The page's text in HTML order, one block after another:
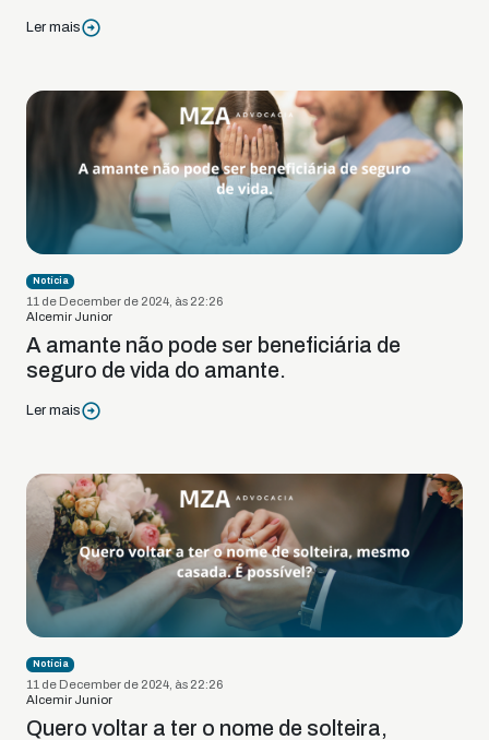
Ler mais
Notícia
11 de December de 2024, às 22:26
Alcemir Junior
A amante não pode ser beneficiária de
seguro de vida do amante.
Ler mais
Notícia
11 de December de 2024, às 22:26
Alcemir Junior
Quero voltar a ter o nome de solteira,